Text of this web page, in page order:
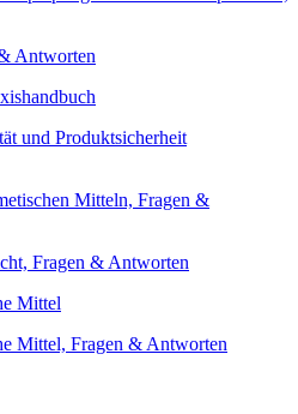
Antworten
und Produktsicherheit
Mitteln, Fragen &
Fragen & Antworten
Mittel
Mittel, Fragen & Antworten